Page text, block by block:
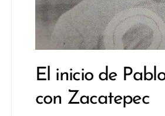
El inicio de
con Zacatepec